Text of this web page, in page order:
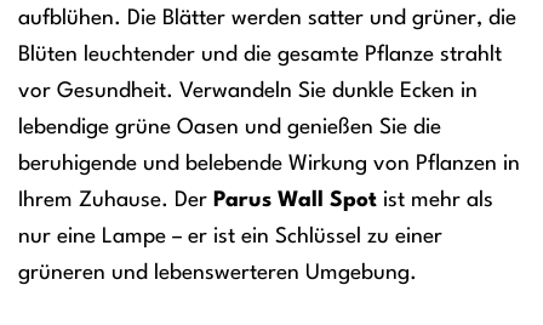
aufblühen. Die Blätter werden satter und grüner, die
Blüten leuchtender und die gesamte Pflanze strahlt
vor Gesundheit. Verwandeln Sie dunkle Ecken in
lebendige grüne Oasen und genießen Sie die
beruhigende und belebende Wirkung von Pflanzen in
Ihrem Zuhause. Der Parus Wall Spot ist mehr als
nur eine Lampe – er ist ein Schlüssel zu einer
grüneren und lebenswerteren Umgebung.